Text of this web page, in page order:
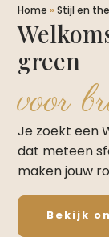
Home »Stijl en
green
voor
Je zoekt een
dat meteen
maken jouw
Bekijk